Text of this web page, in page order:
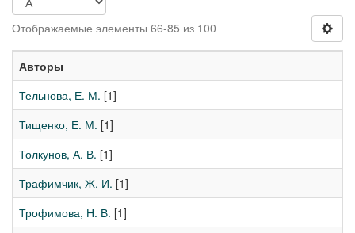
Отображаемые элементы 66-85 из 100
Авторы
Тельнова, Е. М. [1]
Тищенко, Е. М. [1]
Толкунов, А. В. [1]
Трафимчик, Ж. И. [1]
Трофимова, Н. В. [1]